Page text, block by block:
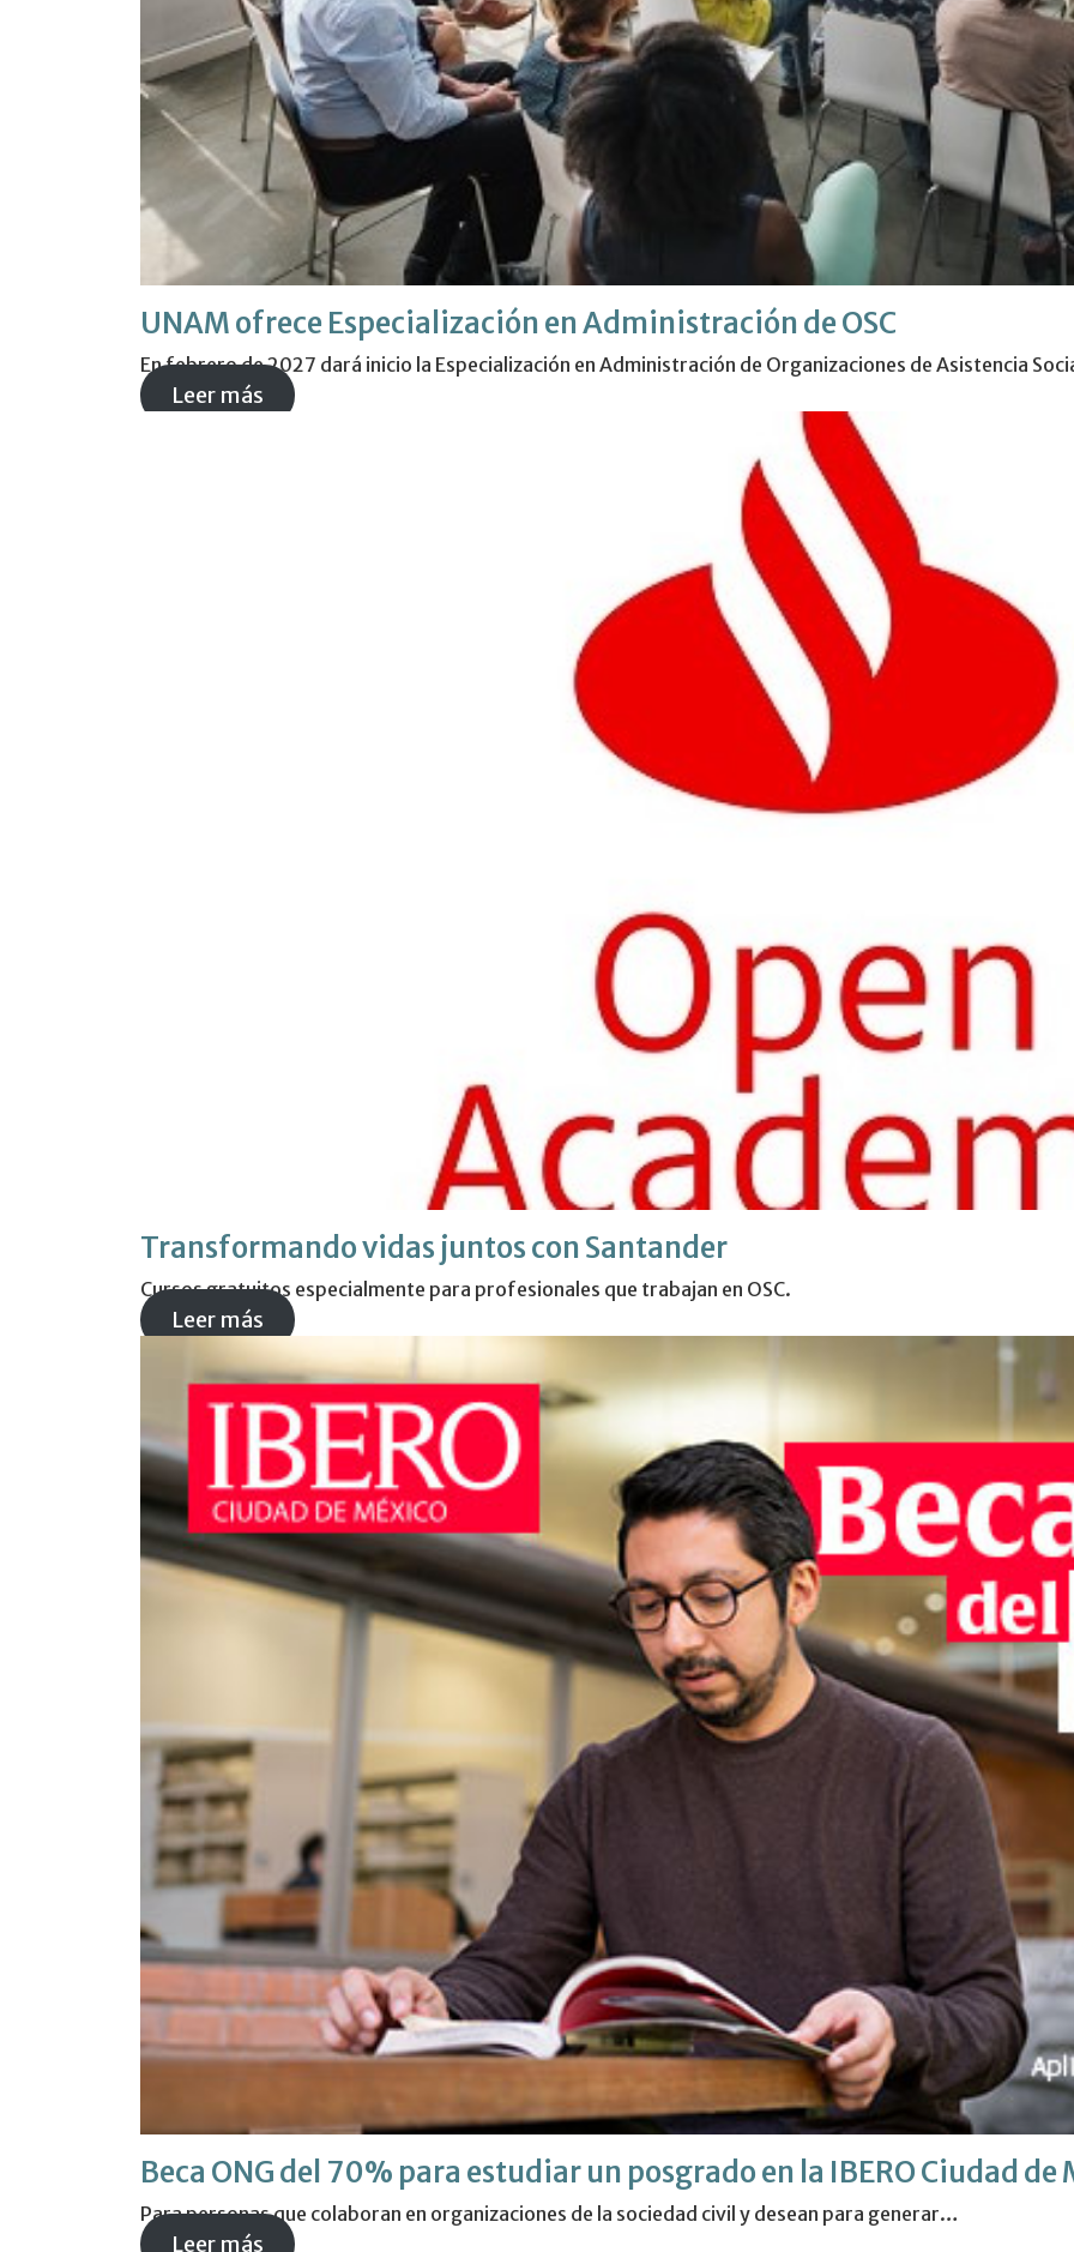
UNAM ofrece Especialización en Administración de OSC
En febrero de 2027 dará inicio la Especialización en Administración de Organizaciones de Asistencia
Leer más
Transformando vidas juntos con Santander
Cursos gratuitos especialmente para profesionales que trabajan en OSC.
Leer más
Beca ONG del 70% para estudiar un posgrado en la IBERO Ciudad de
Para personas que colaboran en organizaciones de la sociedad civil y desean para generar…
Leer más